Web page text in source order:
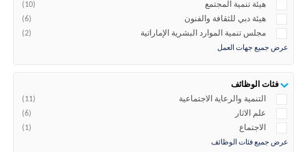
هيئة تنمية المجتمع
(10)
هيئة دبي للثقافة والفنون
(6)
مجلس تنمية الموارد البشرية الإماراتية
(2)
عرض جميع جهات العمل
فئات الوظائف
​التنمية والرعاية الاجتماعية
(11)
علم الاثار
(6)
الاجتماع
(1)
عرض جميع فئات الوظائف